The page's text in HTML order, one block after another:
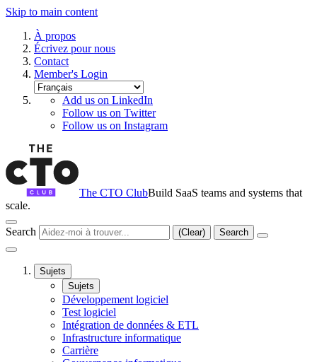
Skip to main content
À propos
Écrivez pour nous
Contact
Member's Login
Add us on LinkedIn
Follow us on Twitter
Follow us on Instagram
The CTO ClubBuild SaaS teams and systems that
scale.
Search (Clear) Search
Sujets
Sujets
Développement logiciel
Test logiciel
Intégration de données & ETL
Infrastructure informatique
Carrière